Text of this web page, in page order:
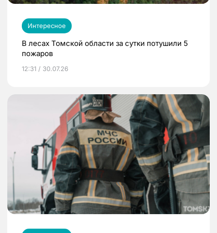
Интересное
В лесах Томской области за сутки потушили 5
пожаров
12:31 / 30.07.26